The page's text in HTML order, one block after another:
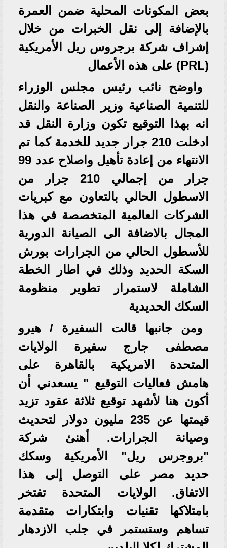
بعض المكونات المحلية ضمن العمرة
بالإضافة إلى نقل الخبرات من خلال
إشراف شركة برجروس ريل الأمريكية
(PRL) على هذه الأعمال
واوضح نائب رئيس مجلس الوزراء
للتنمية الصناعية وزير الصناعة والنقل
انه بهذا التوقيع تكون وزارة النقل قد
ادخلت 210 جرار جديد للخدمة كما تم
الانتهاء من إعادة تأهيل واصلاح عدد 99
جرار من إجمالي 210 جرار من
الاسطول الحالي بالتعاون مع كبريات
الشركات العالمية المتخصصة في هذا
المجال بالاضافة الى الصيانة الدورية
للأسطول الحالي من الجرارات بورش
السكة الحديد وذلك في اطار الخطة
الشاملة لاستمرار تطوير منظومة
السكك الحديدية
ومن جانبها قالت السفيرة / هيرو
مصطفى جارج سفيرة الولايات
المتحدة الامريكية بالقاهرة على
هامش فعاليات التوقيع " يسعدني أن
أكون هنا لأشهد توقيع ثلاثة عقود تزيد
قيمتها عن 235 مليون دولار لتحديث
وصيانة الجرارات. أهنئ شركة
"بروجرس ريل" الأمريكية وسكك
حديد مصر على التوصل إلى هذا
الاتفاق. الولايات المتحدة تفتخر
بامتلاكها تقنيات وابتكارات متقدمة
تساهم وستستمر في جلب الازدهار